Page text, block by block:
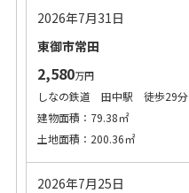
2026年7月31日
東御市常田
2,580万円
しなの鉄道 田中駅 徒歩29分
建物面積：79.38㎡
土地面積：200.36㎡
2026年7月25日